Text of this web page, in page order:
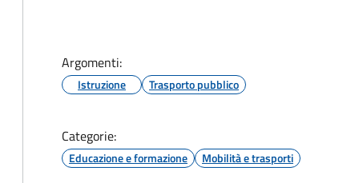
Argomenti:
Istruzione Trasporto pubblico
Categorie:
Educazione e formazione Mobilità e trasporti